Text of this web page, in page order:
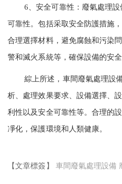
6、安全可靠性：廢氣處理
可靠性。包括采取安全防護措施
合理選擇材料，避免腐蝕和污染
警和滅火系統等，確保設備的安全
綜上所述，車間廢氣處理設
析、處理效果要求、設備選擇、
利性以及安全可靠性等。合理的
凈化，保護環境和人類健康。
【文章標簽】 車間廢氣處理設備